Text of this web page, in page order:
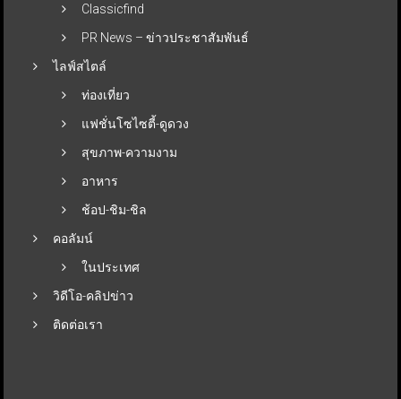
Classicfind
PR News – ข่าวประชาสัมพันธ์
ไลฟ์สไตล์
ท่องเที่ยว
แฟชั่นโซไซตี้-ดูดวง
สุขภาพ-ความงาม
อาหาร
ช้อป-ชิม-ชิล
คอลัมน์
ในประเทศ
วิดีโอ-คลิปข่าว
ติดต่อเรา